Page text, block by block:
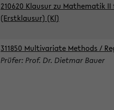
210620 Klausur zu Mathematik
(Erstklausur) (Kl)
311850 Multivariate Methods /
Prüfer: Prof. Dr. Dietmar Bauer